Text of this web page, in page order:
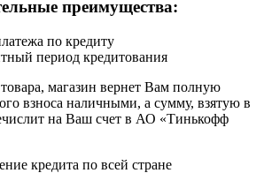
преимущества:
по кредиту
период кредитования
товара, магазин вернет Вам полную
взноса наличными, а сумму, взятую в
на Ваш счет в АО «Тинькофф
кредита по всей стране